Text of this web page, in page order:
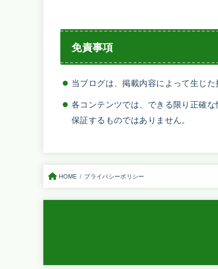
免責事項
当ブログは、掲載内容によって生じ
各コンテンツでは、できる限り正確
保証するものではありません。
HOME プライバシーポリシー